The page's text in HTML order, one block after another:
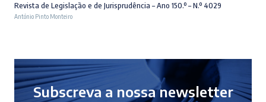
preço
original
preço
atual
Revista de Legislação e de Jurisprudência – Ano 150.º – N.º 4029
António Pinto Monteiro
Subscreva a nossa newsletter